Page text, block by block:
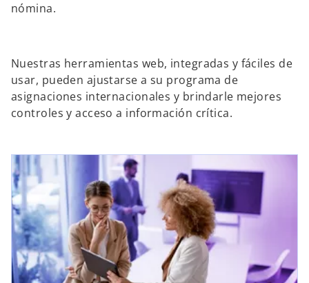
nómina.
Nuestras herramientas web, integradas y fáciles de
usar, pueden ajustarse a su programa de
asignaciones internacionales y brindarle mejores
controles y acceso a información crítica.